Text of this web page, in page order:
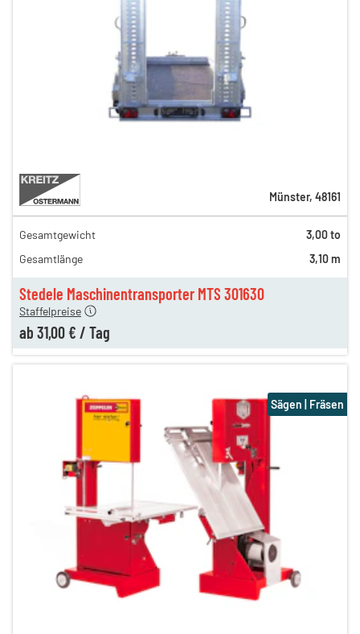
Stedele Maschinentransporter MTS 301630
47,00 €
44,00 €
Staffelpreise
ab 31,00 € / Tag
Münster, 48161
Gesamtgewicht
3,00 to
Gesamtlänge
3,10 m
Sägen | Fräsen